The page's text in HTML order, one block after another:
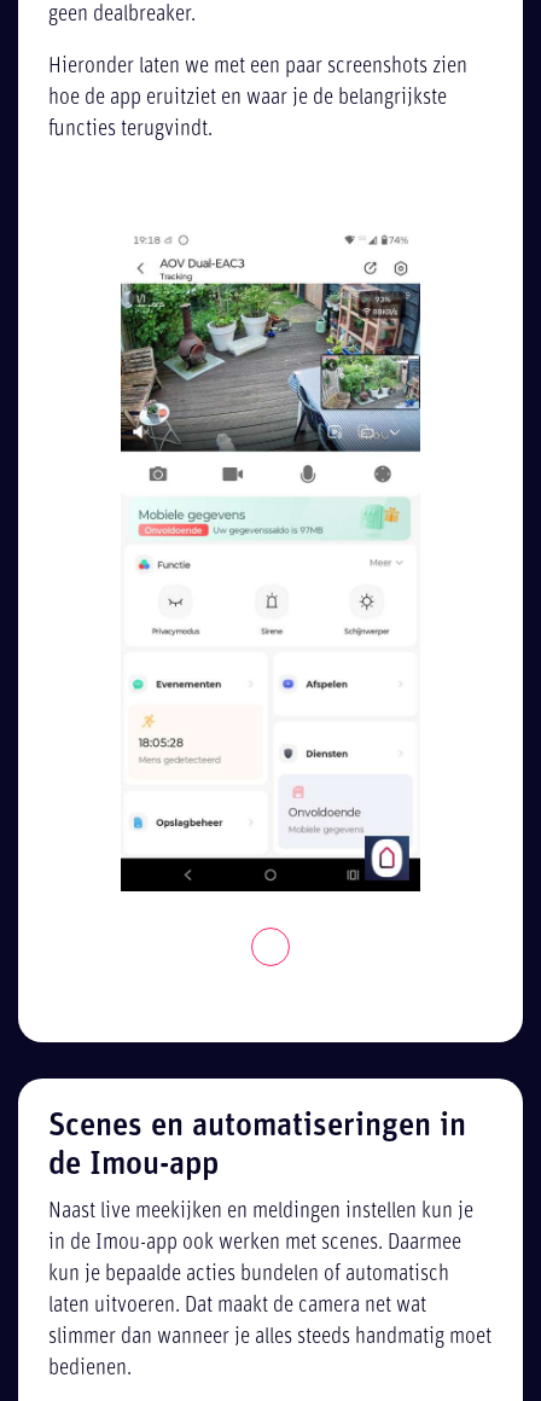
geen dealbreaker.
Hieronder laten we met een paar screenshots zien
hoe de app eruitziet en waar je de belangrijkste
functies terugvindt.
Scenes en automatiseringen in
de Imou-app
Naast live meekijken en meldingen instellen kun je
in de Imou-app ook werken met scenes. Daarmee
kun je bepaalde acties bundelen of automatisch
laten uitvoeren. Dat maakt de camera net wat
slimmer dan wanneer je alles steeds handmatig moet
bedienen.